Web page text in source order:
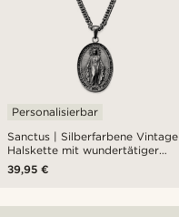
Sanctus | Silberfarbene Vintage
Halskette mit wundertätiger
Medaille
Personalisierbar
39,95 €